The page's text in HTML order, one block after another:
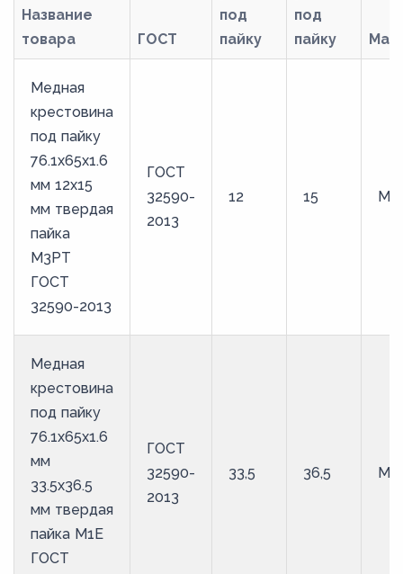
Название
товара
ГОСТ
под
пайку
под
пайку
Медная
крестовина
под пайку
76.1х65х1.6
мм 12х15
мм твердая
пайка
М3РТ
ГОСТ
32590-2013
ГОСТ
32590-
2013
12 15
Медная
крестовина
под пайку
76.1х65х1.6
мм
33.5х36.5
мм твердая
пайка М1Е
ГОСТ
ГОСТ
32590-
2013
33,5 36,5